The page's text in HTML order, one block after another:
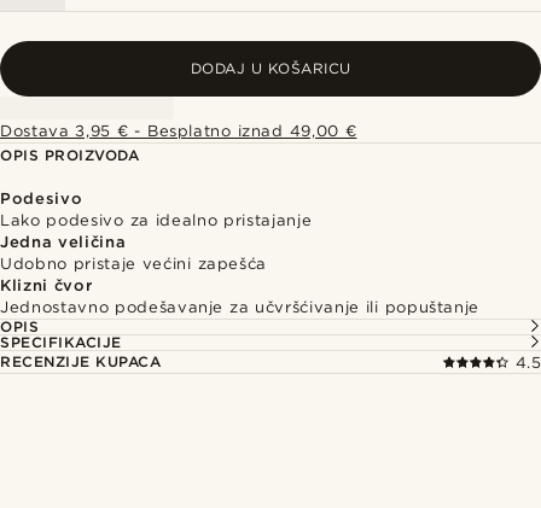
DODAJ U KOŠARICU
Dostava 3,95 € - Besplatno iznad 49,00 €
OPIS PROIZVODA
Podesivo
Lako podesivo za idealno pristajanje
Jedna veličina
Udobno pristaje većini zapešća
Klizni čvor
Jednostavno podešavanje za učvršćivanje ili popuštanje
OPIS
SPECIFIKACIJE
RECENZIJE KUPACA
4.5